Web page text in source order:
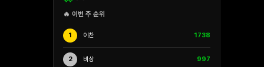
🔥 이번 주 순위
1 이찬 1738
2 비상 997